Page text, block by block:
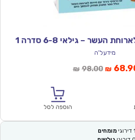
העשר – גילאי 6-8 סדרה 1
מידעל'ה
₪ 98.00המחיר
₪
הוספה לסל
1 דירוגי מומחים